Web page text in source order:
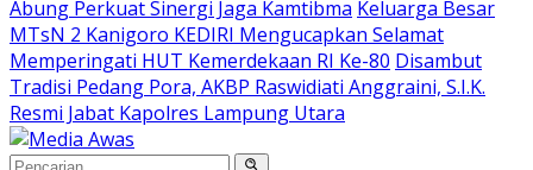
Abung Perkuat Sinergi Jaga Kamtibma Keluarga Besar
MTsN 2 Kanigoro KEDIRI Mengucapkan Selamat
Memperingati HUT Kemerdekaan RI Ke-80 Disambut
Tradisi Pedang Pora, AKBP Raswidiati Anggraini, S.I.K.
Resmi Jabat Kapolres Lampung Utara